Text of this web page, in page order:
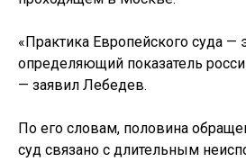
«Практика Европейского суда —
определяющий показатель
— заявил Лебедев.
По его словам, половина
суд связано с длительным